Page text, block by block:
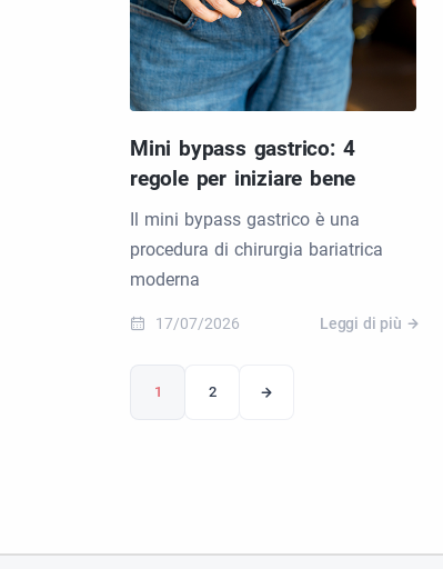
Mini bypass gastrico: 4
regole per iniziare bene
Il mini bypass gastrico è una
procedura di chirurgia bariatrica
moderna
17/07/2026 Leggi di più
1 2